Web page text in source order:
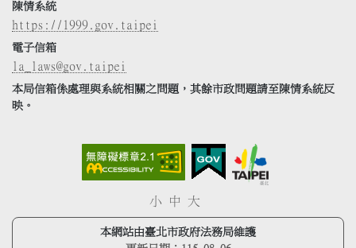
陳情系統
https://1999.gov.taipei
電子信箱
la_laws@gov.taipei
本局信箱係處理與系統相關之問題，其餘市政問題請至陳情系統反
映。
小 中 大
本網站由臺北市政府法務局維護